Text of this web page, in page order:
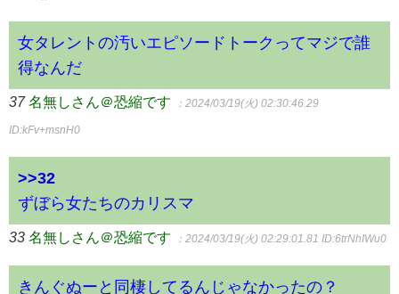
女タレントの汚いエピソードトークってマジで誰
得なんだ
37 名無しさん＠恐縮です ：2024/03/19(火) 02:30:46.29
ID:kFv+msnH0
>>32
ずぼら女たちのカリスマ
33 名無しさん＠恐縮です ：2024/03/19(火) 02:29:01.81 ID:6trNhIWu0
きんぐぬーと同棲してるんじゃなかったの？